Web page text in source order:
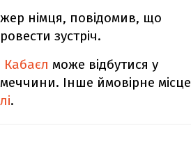
німця, повідомив, що
зустріч.
може відбутися у
Інше ймовірне місце
.